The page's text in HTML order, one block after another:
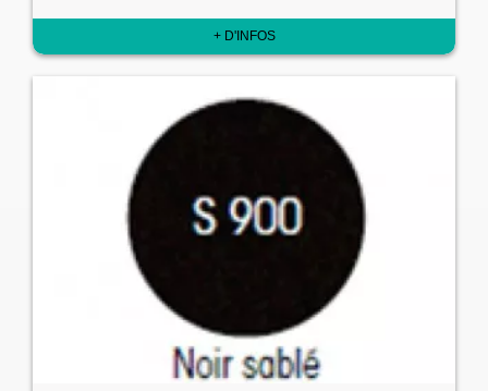
+ D'INFOS